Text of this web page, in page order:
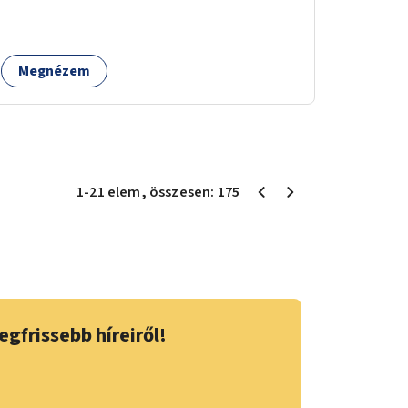
Megnézem
1-21 elem, összesen: 175
híreiről!